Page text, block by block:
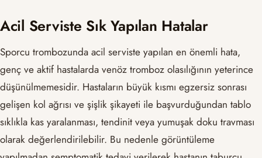
Acil Serviste Sık Yapılan Hatalar
Sporcu trombozunda acil serviste yapılan en önemli hata,
genç ve aktif hastalarda venöz tromboz olasılığının yeterince
düşünülmemesidir. Hastaların büyük kısmı egzersiz sonrası
gelişen kol ağrısı ve şişlik şikayeti ile başvurduğundan tablo
sıklıkla kas yaralanması, tendinit veya yumuşak doku travması
olarak değerlendirilebilir. Bu nedenle görüntüleme